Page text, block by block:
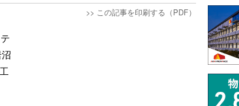
>> この記事を印刷する（PDF）